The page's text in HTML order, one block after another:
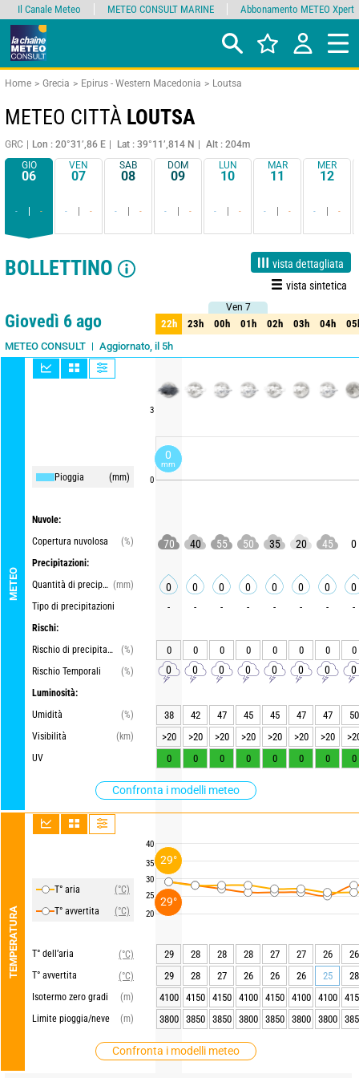
Home Grecia Epirus - Western Macedonia Loutsa
METEO CITTÀ LOUTSA
GRC Lon : 20°31’,86 E Lat : 39°11’,814 N
Alt : 204m
GIO
06
- -
VEN
07
- -
SAB
08
- -
DOM
09
- -
LUN
10
- -
MAR
11
- -
MER
12
- -
BOLLETTINO
vista dettagliata
vista sintetica
1 giorno 3 giorni 15 giorni Affidabilità 90%
Giovedì 6 ago
METEO CONSULT Aggiornato, il 5h
METEO
Pioggia (mm)
Nuvole:
Copertura nuvolosa
(%)
Precipitazioni:
Quantità di precipitazioni (mm)
Tipo di precipitazioni
Rischi:
Rischio di precipitazioni
(%)
Rischio Temporali
(%)
Luminosità:
Umidità
(%)
Visibilità
(km)
UV
Confronta i modelli meteo
TEMPERATURA
T° aria
(°C)
T° avvertita
(°C)
T° dell’aria
(°C)
T° avvertita
(°C)
Isotermo zero gradi
(m)
Limite pioggia/neve
(m)
Confronta i modelli meteo
3
0
40
35
30
25
20
Ven 7
22h 23h 00h 01h 02h 03h 04h
Ven 7
22h 23h 00h 01h 02h 03h 04h
70 40 55 50 35 20 45 0
0 0 0 0 0 0 0 0
- - - - - - - -
0 0 0 0 0 0 0 0
0 0 0 0 0 0 0 0
38 42 47 45 45 47 47
50
>20
>20 >20 >20 >20 >20 >20
0
0 0 0 0 0 0 0
29 28 28 28 27 27 26
26
29
28 27 26 26 26 25
28
4100
4150 4150 4100 4150 4100 4100
3800
3850 3850 3800 3850 3800 3800
Il Canale Meteo METEO CONSULT MARINE Abbonamento METEO Xpert
0
mm
29°
29°